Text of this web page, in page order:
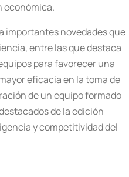
económica.
importantes novedades que
entre las que destaca
para favorecer una
eficacia en la toma de
de un equipo formado
de la edición
y competitividad del